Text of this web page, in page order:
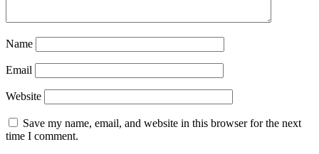
Name
Email
Website
Save my name, email, and website in this browser for the next
time I comment.